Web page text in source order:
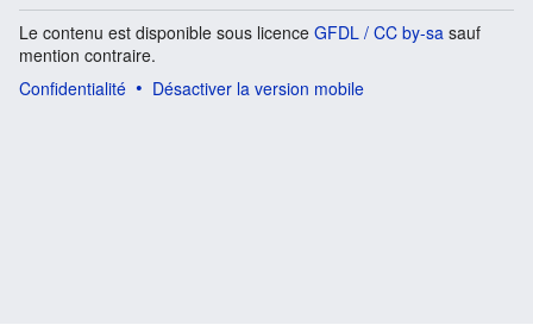
Le contenu est disponible sous licence GFDL / CC by-sa sauf
mention contraire.
Confidentialité
Désactiver la version mobile